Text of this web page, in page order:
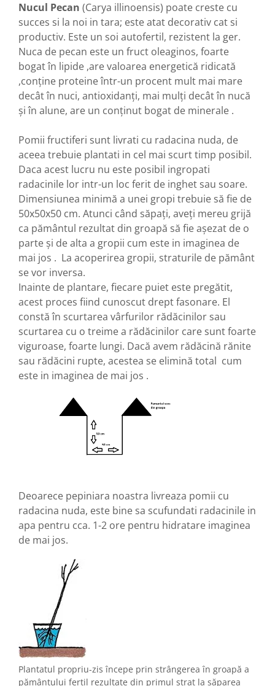
Nucul Pecan (Carya illinoensis) poate creste cu
succes si la noi in tara; este atat decorativ cat si
productiv. Este un soi autofertil, rezistent la ger.
Nuca de pecan este un fruct oleaginos, foarte
bogat în lipide ,are valoarea energetică ridicată
,conține proteine într-un procent mult mai mare
decât în nuci, antioxidanți, mai mulți decât în nucă
și în alune, are un conținut bogat de minerale .
Pomii fructiferi sunt livrati cu radacina nuda, de
aceea trebuie plantati in cel mai scurt timp posibil.
Daca acest lucru nu este posibil ingropati
radacinile lor intr-un loc ferit de inghet sau soare.
Dimensiunea minimă a unei gropi trebuie să fie de
50x50x50 cm. Atunci când săpați, aveți mereu grijă
ca pământul rezultat din groapă să fie așezat de o
parte și de alta a gropii cum este in imaginea de
mai jos . La acoperirea gropii, straturile de pământ
se vor inversa.
Inainte de plantare, fiecare puiet este pregătit,
acest proces fiind cunoscut drept fasonare. El
constăîn scurtarea vârfurilor rădăcinilor sau
scurtarea cu o treime a rădăcinilor care sunt foarte
viguroase, foarte lungi. Dacă avem rădăcină rănite
sau rădăcini rupte, acestea se elimină total cum
este in imaginea de mai jos .
Deoarece pepiniara noastra livreaza pomii cu
radacina nuda, este bine sa scufundati radacinile in
apa pentru cca. 1-2 ore pentru hidratare imaginea
de mai jos.
Plantatul propriu-zis începe prin strângerea în groapă a
pământului fertil rezultate din primul strat la săparea